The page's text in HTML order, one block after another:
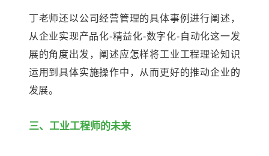
丁老师还以公司经营管理的具体事例进行阐述，
从企业实现产品化-精益化-数字化-自动化这一发
展的角度出发，阐述应怎样将工业工程理论知识
运用到具体实施操作中，从而更好的推动企业的
发展。
三、工业工程师的未来